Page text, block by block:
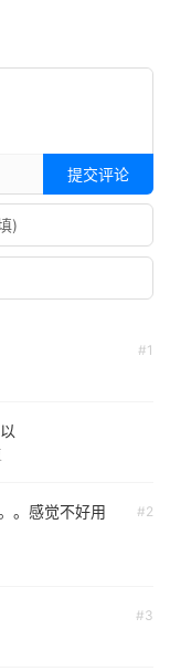
提交评论
#1
#2
。感觉不好用
#3